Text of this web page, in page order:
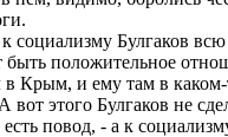
к социализму Булгаков
быть положительное
в Крым, и ему там в
вот этого Булгаков не
есть повод, - а к